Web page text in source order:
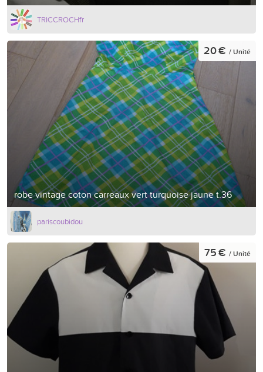
TRICCROCHfr
robe vintage coton carreaux vert turquoise jaune t.36
20 € / Unité
pariscoubidou
75 € / Unité